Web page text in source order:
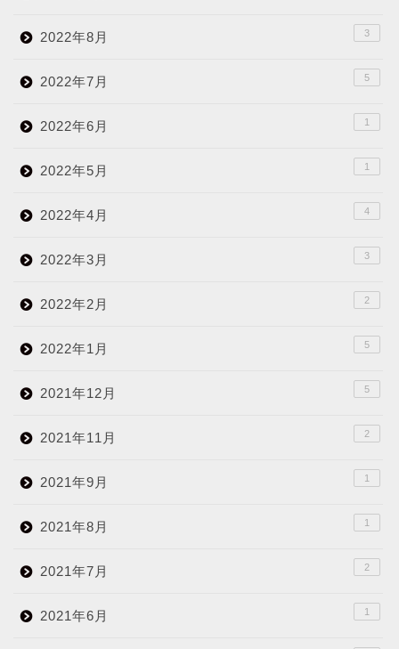
2022年8月 3
2022年7月 5
2022年6月 1
2022年5月 1
2022年4月 4
2022年3月 3
2022年2月 2
2022年1月 5
2021年12月 5
2021年11月 2
2021年9月 1
2021年8月 1
2021年7月 2
2021年6月 1